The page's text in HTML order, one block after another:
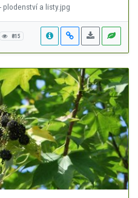
plodenství a listy.jpg
815